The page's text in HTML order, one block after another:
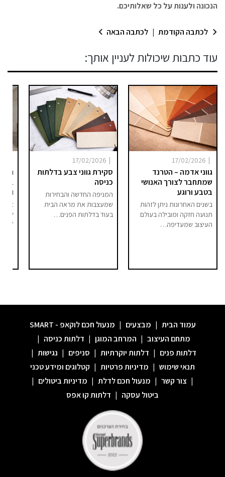
הנכונה ולענות על כל שאלותיכם.
לכתבה הקודמת | לכתבה הבאה
עוד כתבות שיכולות לעניין אותך:
|
17/02/2026
גווני אדמה – הטרנד
שמתחבר לצורך האנושי
בטבע ורוגע
בשנים האחרונות ניתן לזהות
תנועה חזקה ומובילה בעולם
העיצוב שמעדיפה…
|
17/02/2026
סקירת גווני צבע בדלתות
כניסה
המניפה החדשה והבחירות
שמעצבות את מראה הבית
בעוד בדלתות הפנים…
אם
עמוד הבית | מבצעים | מנעול חכם לוקאפ - SMART
מתחם העיצוב | המרחב המוגן | דלתות כניסה |
דלתות פנים | דלתות יוקרתיות | סניפים | נגישות |
תנאי שימוש | מדיניות פרטיות | קטלוגים ומידע טכני
| צור קשר | מנעול חכם לדלת | מדיניות ביטולים |
ביטול עסקה | דלתות קו אפס